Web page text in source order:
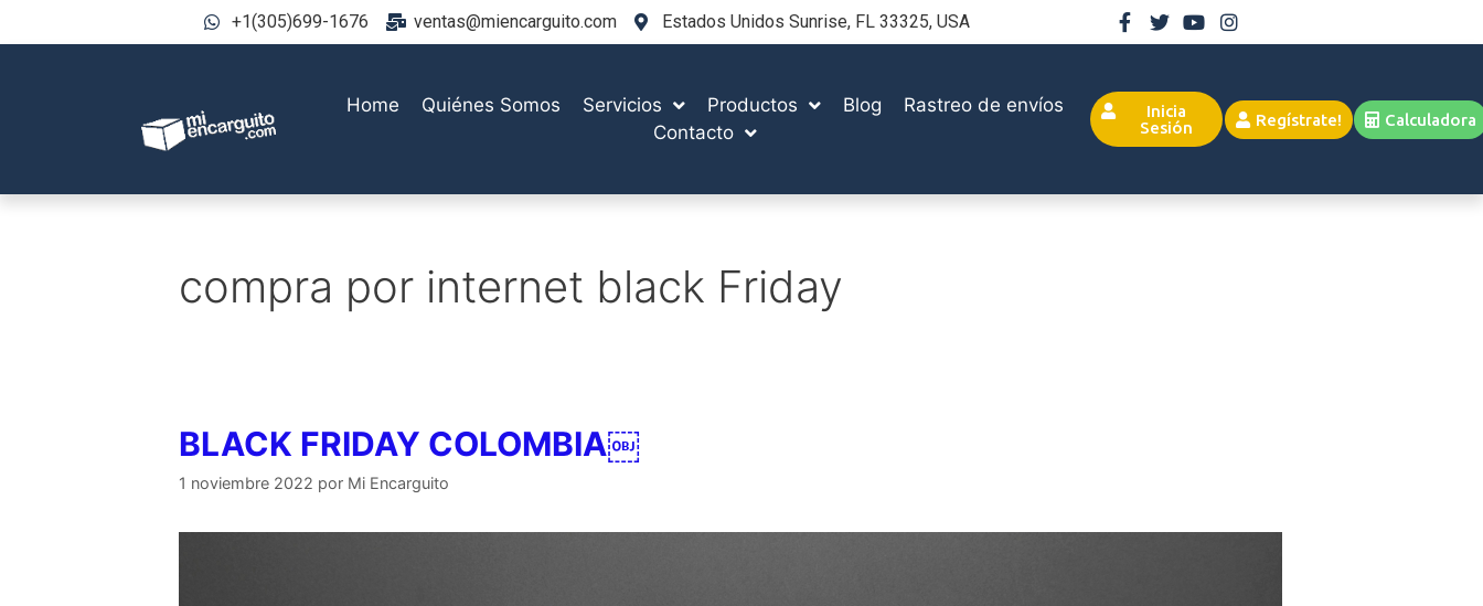
+1(305)699-1676 ventas@miencarguito.com Estados Unidos Sunrise, FL 33325, USA
Home Quiénes Somos Servicios Productos Blog
Rastreo de envíos
Contacto
Inicia
Sesión
Regístrate! Calculadora
compra por internet black Friday
BLACK FRIDAY COLOMBIA￼
1 noviembre 2022 por Mi Encarguito